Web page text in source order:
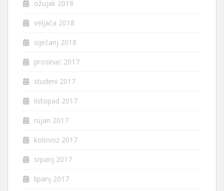
ožujak 2018
veljača 2018
siječanj 2018
prosinac 2017
studeni 2017
listopad 2017
rujan 2017
kolovoz 2017
srpanj 2017
lipanj 2017